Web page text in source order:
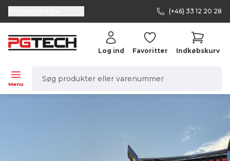
selector.vat
(+46) 33 12 20 28
Menu
Log ind Favoritter Indkøbskurv